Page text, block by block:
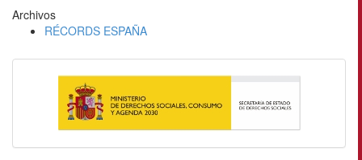
Archivos
RÉCORDS ESPAÑA